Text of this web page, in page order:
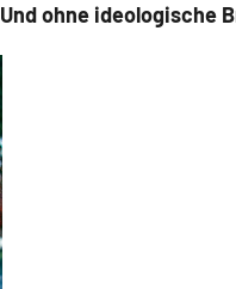
Und ohne ideologische